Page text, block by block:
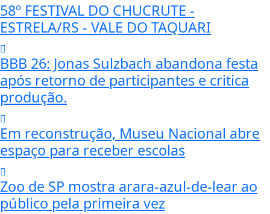
58º FESTIVAL DO CHUCRUTE -
ESTRELA/RS - VALE DO TAQUARI
BBB 26: Jonas Sulzbach abandona festa
após retorno de participantes e critica
produção.
Em reconstrução, Museu Nacional abre
espaço para receber escolas
Zoo de SP mostra arara-azul-de-lear ao
público pela primeira vez